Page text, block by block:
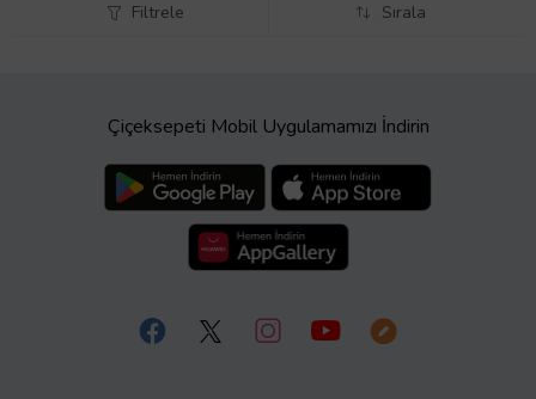
Filtrele Sırala
Çiçeksepeti Mobil Uygulamamızı İndirin